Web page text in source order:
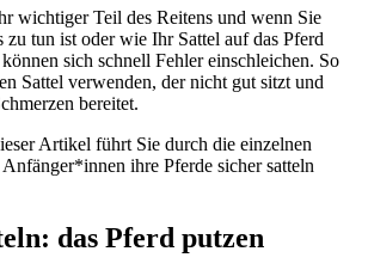
wichtiger Teil des Reitens und wenn Sie
zu tun ist oder wie Ihr Sattel auf das Pferd
sich schnell Fehler einschleichen. So
Sattel verwenden, der nicht gut sitzt und
bereitet.
Artikel führt Sie durch die einzelnen
Anfänger*innen ihre Pferde sicher satteln
das Pferd putzen